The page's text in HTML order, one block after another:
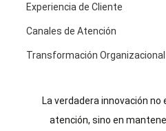
Experiencia de Cliente
Canales de Atención
Transformación Organizacional
La verdadera innovación
atención, sino en